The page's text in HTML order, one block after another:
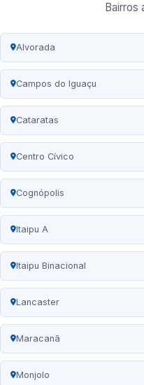
Bairros
Alvorada
Campos do Iguaçu
Cataratas
Centro Cívico
Cognópolis
Itaipu A
Itaipu Binacional
Lancaster
Maracanã
Monjolo